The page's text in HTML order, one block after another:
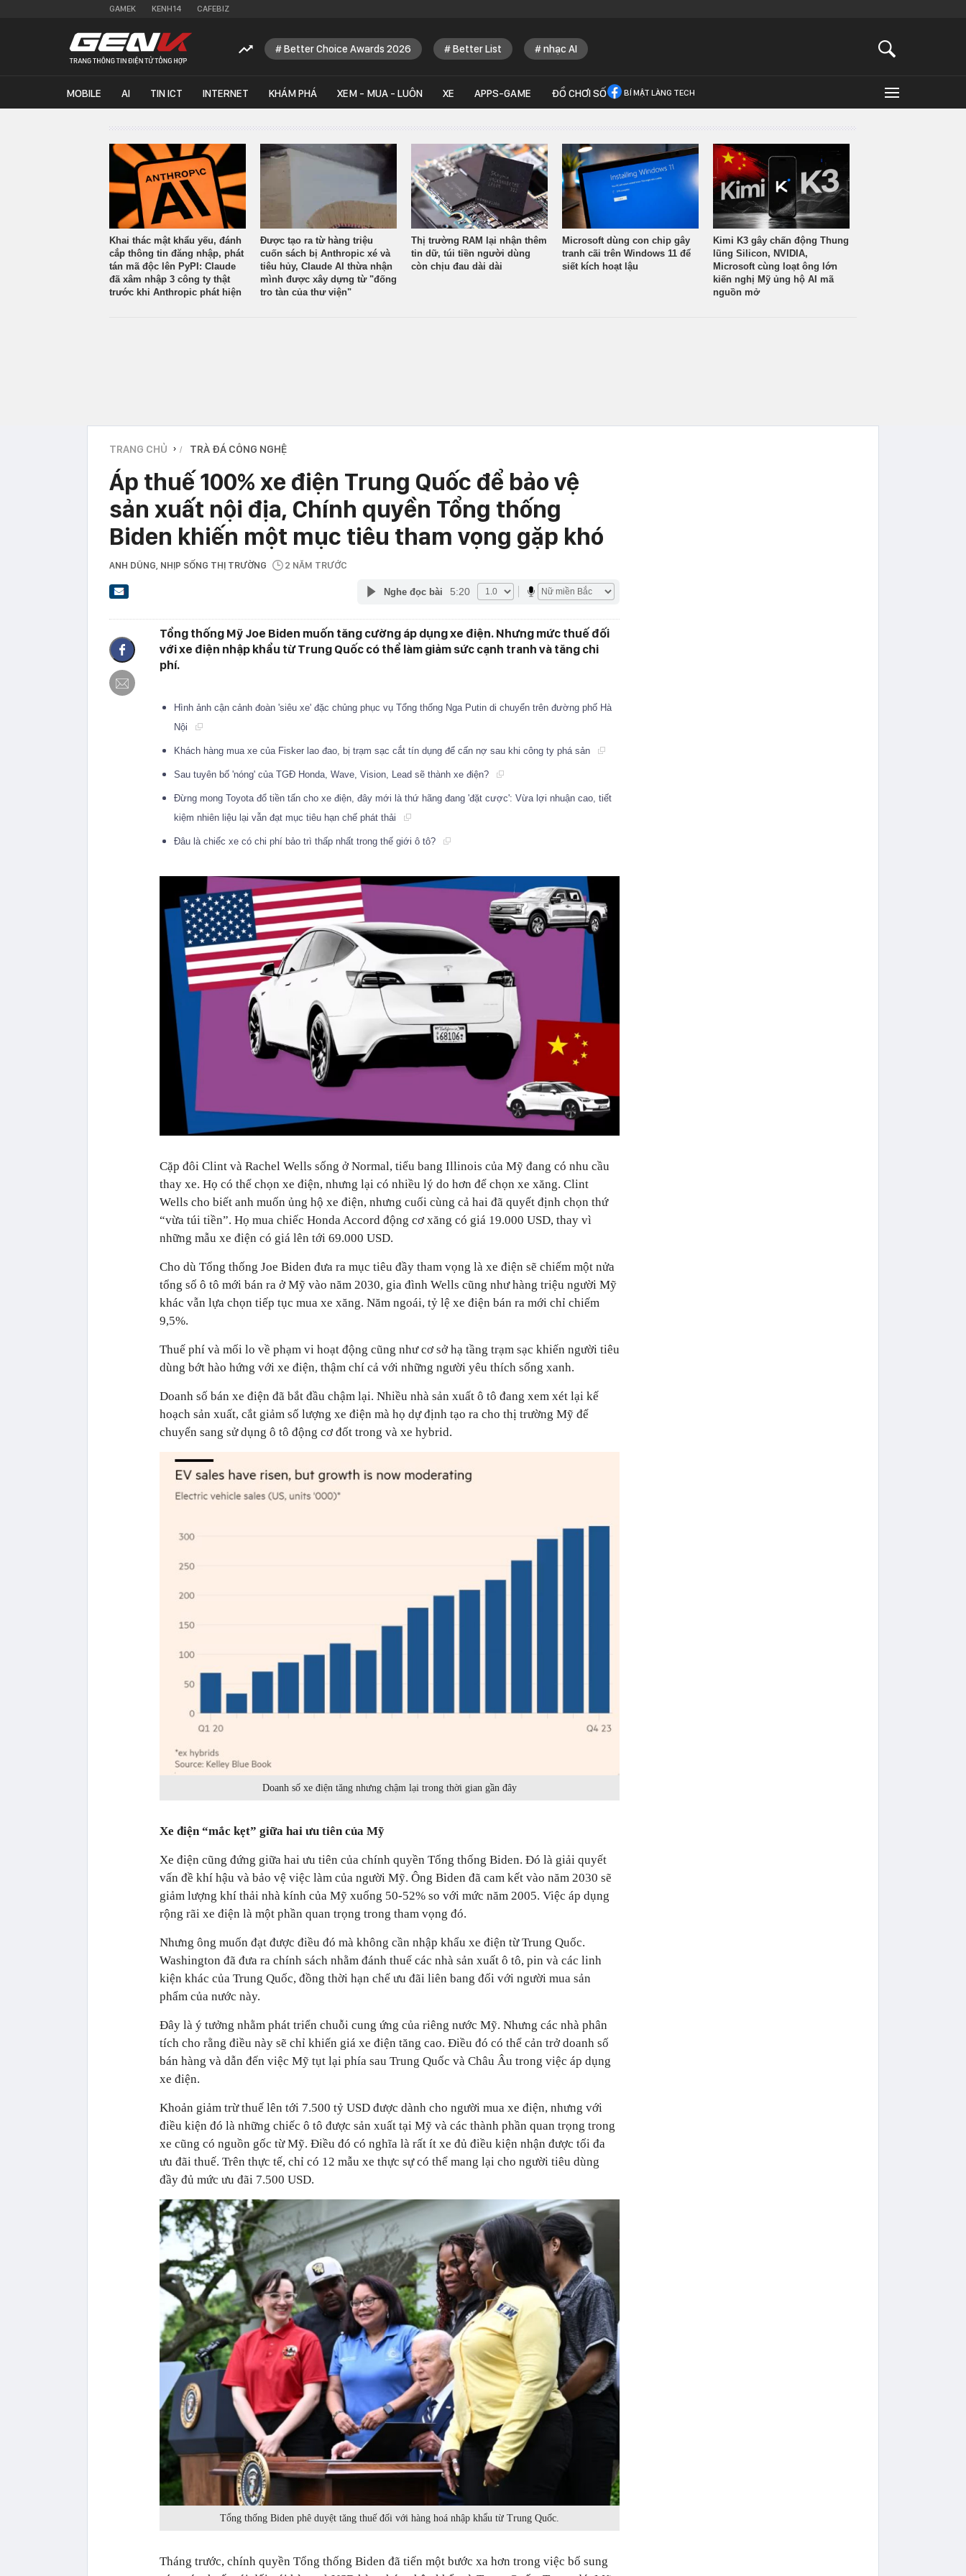
GAMEK KENH14 CAFEBIZ
Better Choice Awards 2026 Better List nhạc AI
MOBILE AI TIN ICT INTERNET KHÁM PHÁ XEM - MUA - LUÔN XE APPS-GAME ĐỒ CHƠI SỐ BÍ MẬT LÀNG TECH
Khai thác mật khẩu yếu, đánh
cắp thông tin đăng nhập, phát
tán mã độc lên PyPI: Claude
đã xâm nhập 3 công ty thật
trước khi Anthropic phát hiện
Được tạo ra từ hàng triệu
cuốn sách bị Anthropic xé và
tiêu hủy, Claude AI thừa nhận
mình được xây dựng từ "đống
tro tàn của thư viện"
Thị trường RAM lại nhận thêm
tin dữ, túi tiền người dùng
còn chịu đau dài dài
Microsoft dùng con chip gây
tranh cãi trên Windows 11 để
siết kích hoạt lậu
Kimi K3 gây chấn động Thung
lũng Silicon, NVIDIA,
Microsoft cùng loạt ông lớn
kiến nghị Mỹ ủng hộ AI mã
nguồn mở
TRANG CHỦ › TRÀ ĐÁ CÔNG NGHỆ
Áp thuế 100% xe điện Trung Quốc để bảo vệ
sản xuất nội địa, Chính quyền Tổng thống
Biden khiến một mục tiêu tham vọng gặp khó
ANH DŨNG , NHỊP SỐNG THỊ TRƯỜNG 2 NĂM TRƯỚC
Nghe đọc bài 5:20
Tổng thống Mỹ Joe Biden muốn tăng cường áp dụng xe điện. Nhưng mức thuế đối
với xe điện nhập khẩu từ Trung Quốc có thể làm giảm sức cạnh tranh và tăng chi
phí.
Hình ảnh cận cảnh đoàn 'siêu xe' đặc chủng phục vụ Tổng thống Nga Putin di chuyển trên đường phố Hà
Nội
Khách hàng mua xe của Fisker lao đao, bị trạm sạc cắt tín dụng để cấn nợ sau khi công ty phá sản
Sau tuyên bố 'nóng' của TGĐ Honda, Wave, Vision, Lead sẽ thành xe điện?
Đừng mong Toyota đổ tiền tấn cho xe điện, đây mới là thứ hãng đang 'đặt cược': Vừa lợi nhuận cao, tiết
kiệm nhiên liệu lại vẫn đạt mục tiêu hạn chế phát thải
Đâu là chiếc xe có chi phí bảo trì thấp nhất trong thế giới ô tô?
Cặp đôi Clint và Rachel Wells sống ở Normal, tiểu bang Illinois của Mỹ đang có nhu cầu
thay xe. Họ có thể chọn xe điện, nhưng lại có nhiều lý do hơn để chọn xe xăng. Clint
Wells cho biết anh muốn ủng hộ xe điện, nhưng cuối cùng cả hai đã quyết định chọn thứ
“vừa túi tiền”. Họ mua chiếc Honda Accord động cơ xăng có giá 19.000 USD, thay vì
những mẫu xe điện có giá lên tới 69.000 USD.
Cho dù Tổng thống Joe Biden đưa ra mục tiêu đầy tham vọng là xe điện sẽ chiếm một nửa
tổng số ô tô mới bán ra ở Mỹ vào năm 2030, gia đình Wells cũng như hàng triệu người Mỹ
khác vẫn lựa chọn tiếp tục mua xe xăng. Năm ngoái, tỷ lệ xe điện bán ra mới chỉ chiếm
9,5%.
Thuế phí và mối lo về phạm vi hoạt động cũng như cơ sở hạ tầng trạm sạc khiến người tiêu
dùng bớt hào hứng với xe điện, thậm chí cả với những người yêu thích sống xanh.
Doanh số bán xe điện đã bắt đầu chậm lại. Nhiều nhà sản xuất ô tô đang xem xét lại kế
hoạch sản xuất, cắt giảm số lượng xe điện mà họ dự định tạo ra cho thị trường Mỹ để
chuyển sang sử dụng ô tô động cơ đốt trong và xe hybrid.
Doanh số xe điện tăng nhưng chậm lại trong thời gian gần đây
Xe điện “mắc kẹt” giữa hai ưu tiên của Mỹ
Xe điện cũng đứng giữa hai ưu tiên của chính quyền Tổng thống Biden. Đó là giải quyết
vấn đề khí hậu và bảo vệ việc làm của người Mỹ. Ông Biden đã cam kết vào năm 2030 sẽ
giảm lượng khí thải nhà kính của Mỹ xuống 50-52% so với mức năm 2005. Việc áp dụng
rộng rãi xe điện là một phần quan trọng trong tham vọng đó.
Nhưng ông muốn đạt được điều đó mà không cần nhập khẩu xe điện từ Trung Quốc.
Washington đã đưa ra chính sách nhằm đánh thuế các nhà sản xuất ô tô, pin và các linh
kiện khác của Trung Quốc, đồng thời hạn chế ưu đãi liên bang đối với người mua sản
phẩm của nước này.
Đây là ý tưởng nhằm phát triển chuỗi cung ứng của riêng nước Mỹ. Nhưng các nhà phân
tích cho rằng điều này sẽ chỉ khiến giá xe điện tăng cao. Điều đó có thể cản trở doanh số
bán hàng và dẫn đến việc Mỹ tụt lại phía sau Trung Quốc và Châu Âu trong việc áp dụng
xe điện.
Khoản giảm trừ thuế lên tới 7.500 tỷ USD được dành cho người mua xe điện, nhưng với
điều kiện đó là những chiếc ô tô được sản xuất tại Mỹ và các thành phần quan trọng trong
xe cũng có nguồn gốc từ Mỹ. Điều đó có nghĩa là rất ít xe đủ điều kiện nhận được tối đa
ưu đãi thuế. Trên thực tế, chỉ có 12 mẫu xe thực sự có thể mang lại cho người tiêu dùng
đầy đủ mức ưu đãi 7.500 USD.
Tổng thống Biden phê duyệt tăng thuế đối với hàng hoá nhập khẩu từ Trung Quốc.
Tháng trước, chính quyền Tổng thống Biden đã tiến một bước xa hơn trong việc bổ sung